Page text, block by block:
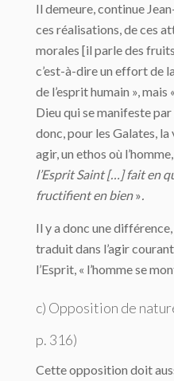
Il demeure, continue
ces réalisations, de ces
morales [il parle des
c’est-à-dire un effort de
de l’esprit humain »,
Dieu qui se manifeste
donc, pour les Galates, la
agir, un ethos où l’homme,
l’Esprit Saint […] fait en
fructifient en bien».
Il y a donc une
traduit dans l’agir
l’Esprit, « l’homme se
c) Opposition de
p. 316)
Cette opposition doit